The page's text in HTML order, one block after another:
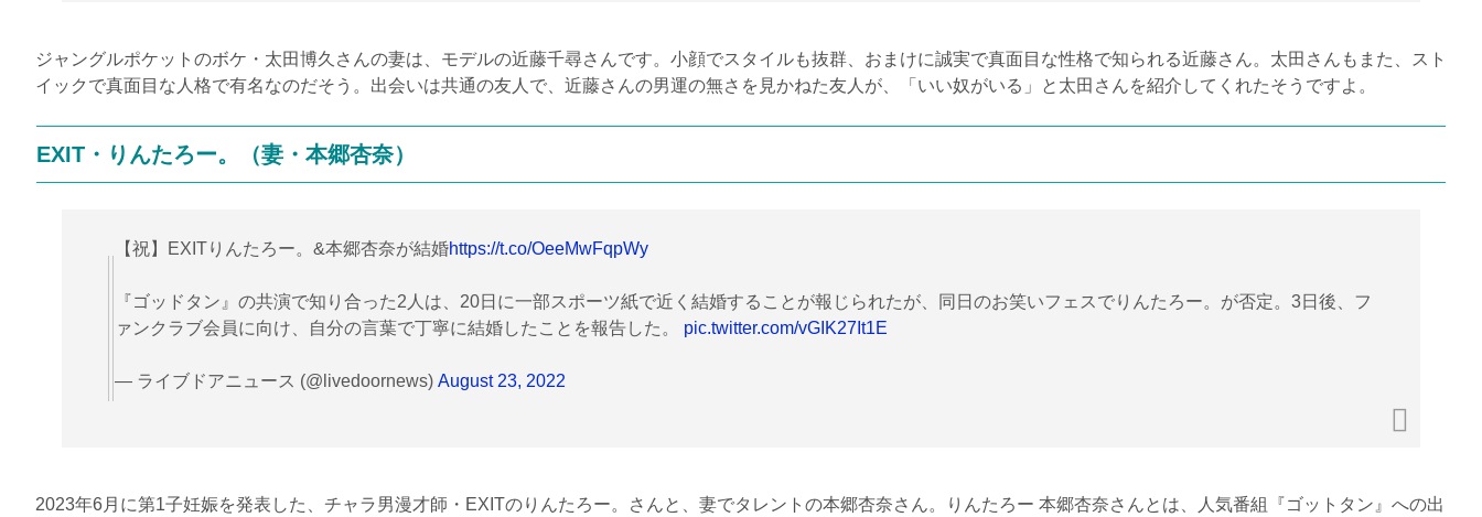
ジャングルポケットのボケ・太田博久さんの妻は、モデルの近藤千尋さんです。小顔でスタイルも抜群、おまけに誠実で真面目な性格で知られる近藤さん。太田さんもまた、スト
イックで真面目な人格で有名なのだそう。出会いは共通の友人で、近藤さんの男運の無さを見かねた友人が、「いい奴がいる」と太田さんを紹介してくれたそうですよ。
EXIT ・りんたろー。（妻・本郷杏奈）
【祝】EXITりんたろー。&本郷杏奈が結婚https://t.co/OeeMwFqpWy
『ゴッドタン』の共演で知り合った2人は、20日に一部スポーツ紙で近く結婚することが報じられたが、同日のお笑いフェスでりんたろー。が否定。3日後、フ
ァンクラブ会員に向け、自分の言葉で丁寧に結婚したことを報告した。 pic.twitter.com/vGIK27It1E
— ライブドアニュース (@livedoornews) August 23, 2022
2023年6月に第1子妊娠を発表した、チャラ男漫才師・ EXITのりんたろー。さんと、妻でタレントの本郷杏奈さん。りんたろー 本郷杏奈さんとは、人気番組『ゴットタン』への出